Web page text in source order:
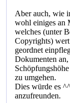
Aber auch, wie
wohl einiges an
welches (unter
Copyrights)
geordnet
Dokumenten
zu umgehen.
Dies würde es
anzufreunden.